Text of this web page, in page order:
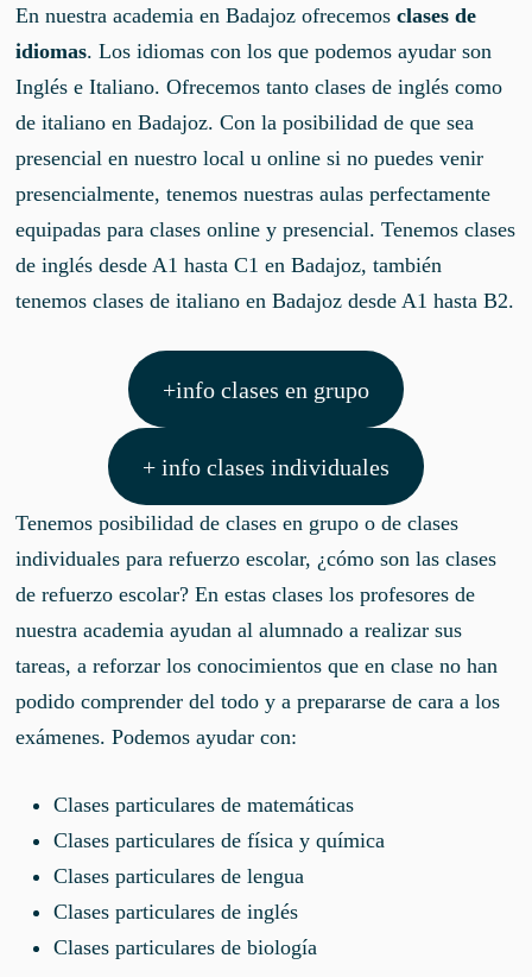
En nuestra academia en Badajoz ofrecemosclases de
idiomas. Los idiomas con los que podemos ayudar son
Inglés e Italiano. Ofrecemos tanto clases de inglés como
de italiano en Badajoz. Con la posibilidad de que sea
presencial en nuestro local u online si no puedes venir
presencialmente, tenemos nuestras aulas perfectamente
equipadas para clases online y presencial. Tenemos clases
de inglés desde A1 hasta C1 en Badajoz, también
tenemos clases de italiano en Badajoz desde A1 hasta B2.
+info clases en grupo
+ info clases individuales
Tenemos posibilidad de clases en grupo o de clases
individuales para refuerzo escolar, ¿cómo son las clases
de refuerzo escolar? En estas clases los profesores de
nuestra academia ayudan al alumnado a realizar sus
tareas, a reforzar los conocimientos que en clase no han
podido comprender del todo y a prepararse de cara a los
exámenes. Podemos ayudar con:
Clases particulares de matemáticas
Clases particulares de física y química
Clases particulares de lengua
Clases particulares de inglés
Clases particulares de biología